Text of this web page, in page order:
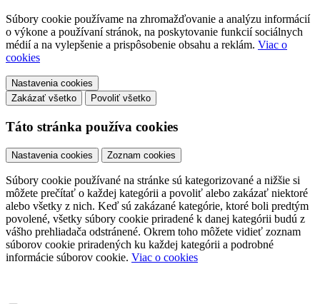
Súbory cookie používame na zhromažďovanie a analýzu informácií
o výkone a používaní stránok, na poskytovanie funkcií sociálnych
médií a na vylepšenie a prispôsobenie obsahu a reklám. Viac o
cookies
Nastavenia cookies
Zakázať všetko
Povoliť všetko
Táto stránka používa cookies
Nastavenia cookies Zoznam cookies
Súbory cookie používané na stránke sú kategorizované a nižšie si
môžete prečítať o každej kategórii a povoliť alebo zakázať niektoré
alebo všetky z nich. Keď sú zakázané kategórie, ktoré boli predtým
povolené, všetky súbory cookie priradené k danej kategórii budú z
vášho prehliadača odstránené. Okrem toho môžete vidieť zoznam
súborov cookie priradených ku každej kategórii a podrobné
informácie súborov cookie. Viac o cookies